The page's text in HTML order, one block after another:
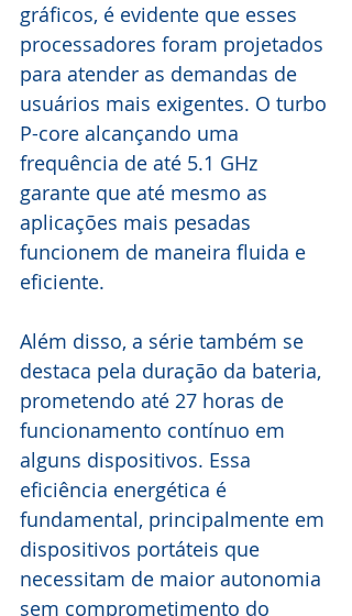
gráficos, é evidente que esses
processadores foram projetados
para atender as demandas de
usuários mais exigentes. O turbo
P-core alcançando uma
frequência de até 5.1 GHz
garante que até mesmo as
aplicações mais pesadas
funcionem de maneira fluida e
eficiente.
Além disso, a série também se
destaca pela duração da bateria,
prometendo até 27 horas de
funcionamento contínuo em
alguns dispositivos. Essa
eficiência energética é
fundamental, principalmente em
dispositivos portáteis que
necessitam de maior autonomia
sem comprometimento do